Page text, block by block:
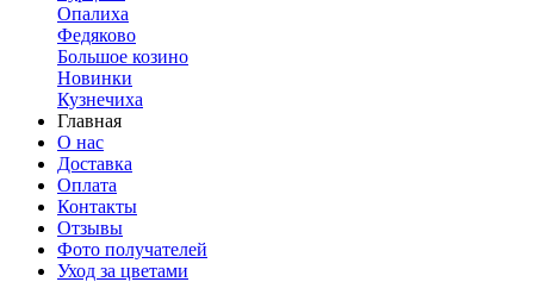
Опалиха
Федяково
Большое козино
Новинки
Кузнечиха
Главная
О нас
Доставка
Оплата
Контакты
Отзывы
Фото получателей
Уход за цветами